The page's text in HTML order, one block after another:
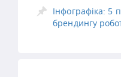
Інфографіка: 5
брендингу